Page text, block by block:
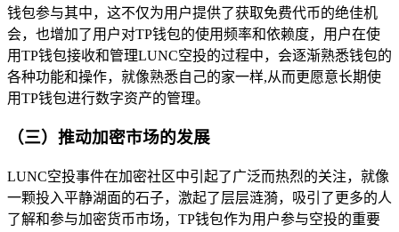
钱包参与其中，这不仅为用户提供了获取免费代币的绝佳机
会，也增加了用户对TP钱包的使用频率和依赖度，用户在使
用TP钱包接收和管理LUNC空投的过程中，会逐渐熟悉钱包的
各种功能和操作，就像熟悉自己的家一样,从而更愿意长期使
用TP钱包进行数字资产的管理。
（三）推动加密市场的发展
LUNC空投事件在加密社区中引起了广泛而热烈的关注，就像
一颗投入平静湖面的石子，激起了层层涟漪，吸引了更多的人
了解和参与加密货币市场，TP钱包作为用户参与空投的重要